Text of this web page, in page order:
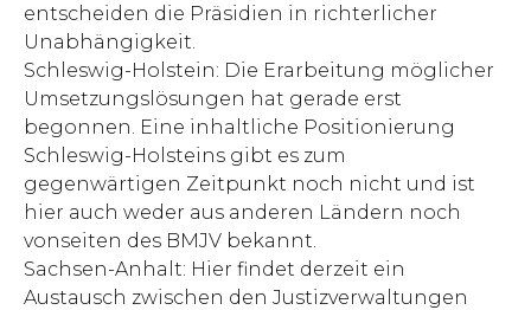
entscheiden die Präsidien in richterlicher
Unabhängigkeit.
Schleswig-Holstein: Die Erarbeitung möglicher
Umsetzungslösungen hat gerade erst
begonnen. Eine inhaltliche Positionierung
Schleswig-Holsteins gibt es zum
gegenwärtigen Zeitpunkt noch nicht und ist
hier auch weder aus anderen Ländern noch
vonseiten des BMJV bekannt.
Sachsen-Anhalt: Hier findet derzeit ein
Austausch zwischen den Justizverwaltungen